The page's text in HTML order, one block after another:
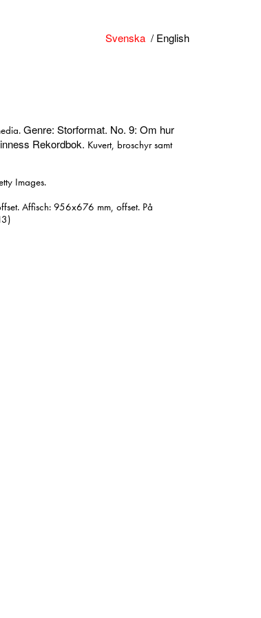
Svenska English
Genre: Storformat. No. 9: Om hur
Rekordbok. Kuvert, broschyr samt
Images.
Affisch: 956x676 mm, offset. På